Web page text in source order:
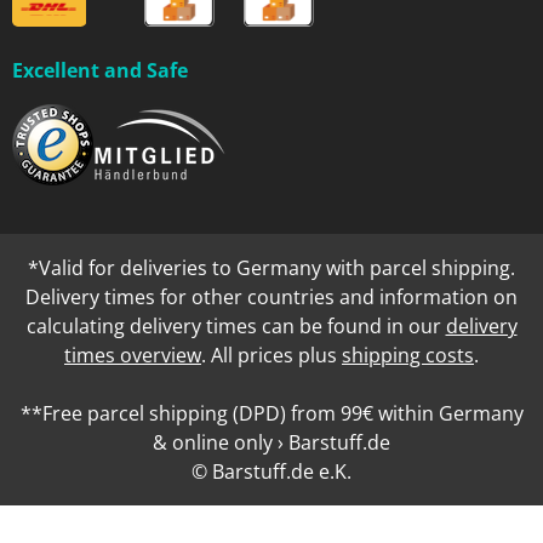
Excellent and Safe
*Valid for deliveries to Germany with parcel shipping.
Delivery times for other countries and information on
calculating delivery times can be found in our delivery
times overview. All prices plus shipping costs.
**Free parcel shipping (DPD) from 99€ within Germany
& online only › Barstuff.de
© Barstuff.de e.K.